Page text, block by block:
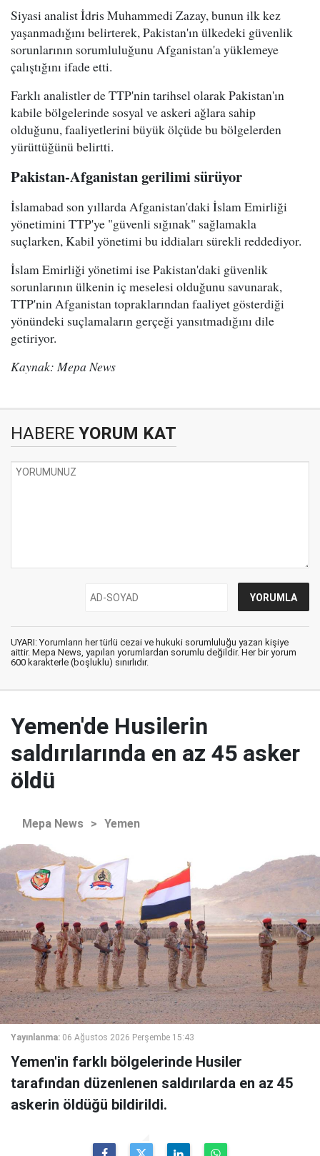
Siyasi analist İdris Muhammedi Zazay, bunun ilk kez
yaşanmadığını belirterek, Pakistan'ın ülkedeki güvenlik
sorunlarının sorumluluğunu Afganistan'a yüklemeye
çalıştığını ifade etti.
Farklı analistler de TTP'nin tarihsel olarak Pakistan'ın
kabile bölgelerinde sosyal ve askeri ağlara sahip
olduğunu, faaliyetlerini büyük ölçüde bu bölgelerden
yürüttüğünü belirtti.
Pakistan-Afganistan gerilimi sürüyor
İslamabad son yıllarda Afganistan'daki İslam Emirliği
yönetimini TTP'ye "güvenli sığınak" sağlamakla
suçlarken, Kabil yönetimi bu iddiaları sürekli reddediyor.
İslam Emirliği yönetimi ise Pakistan'daki güvenlik
sorunlarının ülkenin iç meselesi olduğunu savunarak,
TTP'nin Afganistan topraklarından faaliyet gösterdiği
yönündeki suçlamaların gerçeği yansıtmadığını dile
getiriyor.
Kaynak: Mepa News
HABERE YORUM KAT
UYARI: Yorumların her türlü cezai ve hukuki sorumluluğu yazan kişiye
aittir. Mepa News, yapılan yorumlardan sorumlu değildir. Her bir yorum
600 karakterle (boşluklu) sınırlıdır.
Yemen'de Husilerin
saldırılarında en az 45 asker
öldü
Mepa News > Yemen
Yayınlanma: 06 Ağustos 2026 Perşembe 15:43
Yemen'in farklı bölgelerinde Husiler
tarafından düzenlenen saldırılarda en az 45
askerin öldüğü bildirildi.